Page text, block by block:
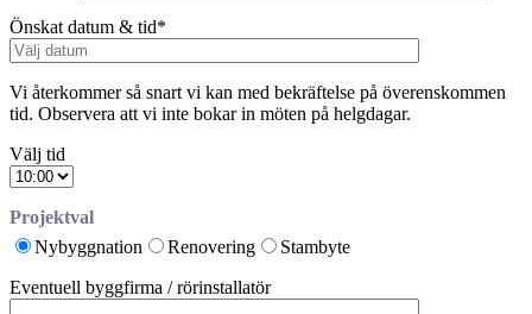
Önskat datum & tid*
Vi återkommer så snart vi kan med bekräftelse på överenskommen
tid. Observera att vi inte bokar in möten på helgdagar.
Välj tid
Projektval
Nybyggnation
Renovering
Stambyte
Eventuell byggfirma / rörinstallatör